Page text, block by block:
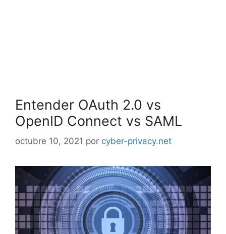
Entender OAuth 2.0 vs
OpenID Connect vs SAML
octubre 10, 2021 por cyber-privacy.net